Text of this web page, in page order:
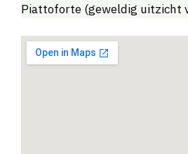
Piattoforte (geweldig uitzicht